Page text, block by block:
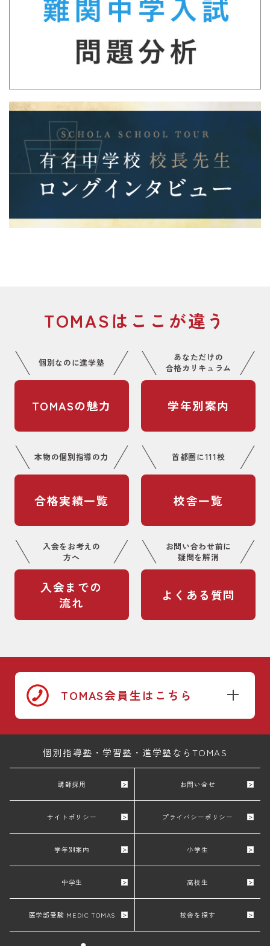
TOMASはここが違う
個別なのに進学塾
TOMASの魅力
あなただけの
合格カリキュラム
学年別案内
本物の個別指導の力
合格実績一覧
首都圏に111校
校舎一覧
入会をお考えの
方へ
入会までの
流れ
お問い合わせ前に
疑問を解消
よくある質問
TOMAS会員生はこちら
個別指導塾・学習塾・進学塾ならTOMAS
講師採用 お問い合せ
サイトポリシー プライバシーポリシー
学年別案内 小学生
中学生 高校生
医学部受験 MEDIC TOMAS 校舎を探す